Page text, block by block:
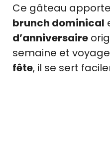
Ce gâteau
brunch dominical
d’anniversaire
semaine et
fête, il se sert